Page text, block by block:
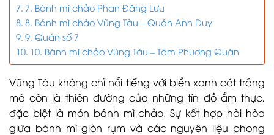
7. Bánh mì chảo Phan Đăng Lưu
8. Bánh mì chảo Vũng Tàu – Quán Anh Duy
9. Quán số 7
10. Bánh mì chảo Vũng Tàu – Tâm Phương Quán
Vũng Tàu không chỉ nổi tiếng với biển xanh cát trắng
mà còn là thiên đường của những tín đồ ẩm thực,
đặc biệt là món bánh mì chảo. Sự kết hợp hài hòa
giữa bánh mì giòn rụm và các nguyên liệu phong